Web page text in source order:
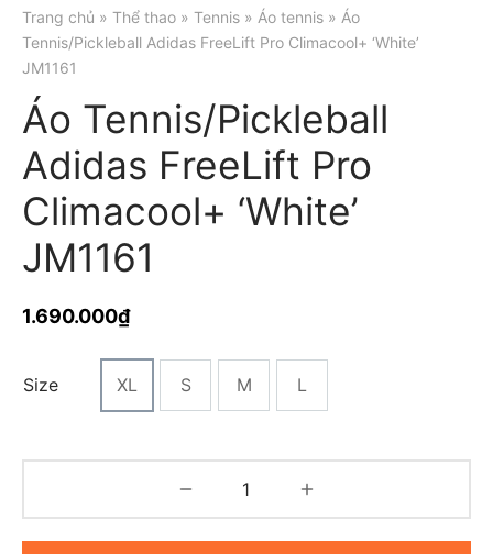
Trang chủ » Thể thao » Tennis » Áo tennis » Áo
Tennis/Pickleball Adidas FreeLift Pro Climacool+ ‘White’
JM1161
Áo Tennis/Pickleball
Adidas FreeLift Pro
Climacool+ ‘White’
JM1161
1.690.000₫
Size XL S M L